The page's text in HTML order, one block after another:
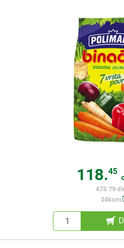
118.45
473.79
24kom